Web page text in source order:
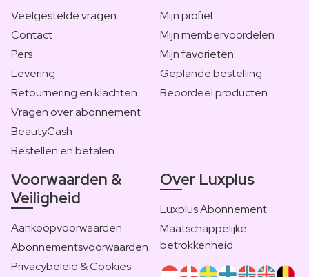
Veelgestelde vragen
Contact
Pers
Levering
Retournering en klachten
Vragen over abonnement
BeautyCash
Bestellen en betalen
Mijn profiel
Mijn membervoordelen
Mijn favorieten
Geplande bestelling
Beoordeel producten
Voorwaarden &
Veiligheid
Aankoopvoorwaarden
Abonnementsvoorwaarden
Privacybeleid & Cookies
Over Luxplus
Luxplus Abonnement
Maatschappelijke
betrokkenheid